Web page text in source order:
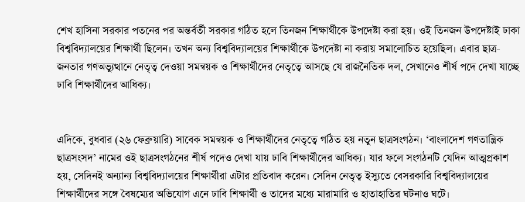
শেখ হাসিনা সরকার পতনের পর অন্তর্বর্তী সরকার গঠিত হলে তিনজন শিক্ষার্থীকে উপদেষ্টা করা হয়। ওই তিনজন উপদেষ্টাই ঢাকা
বিশ্ববিদ্যালয়ের শিক্ষার্থী ছিলেন। তখন অন্য বিশ্ববিদ্যালয়ের শিক্ষার্থীকে উপদেষ্টা না করায় সমালোচিত হয়েছিল। এবার ছাত্র-
জনতার গণঅভ্যুত্থানে নেতৃত্ব দেওয়া সমন্বয়ক ও শিক্ষার্থীদের নেতৃত্বে আসছে যে রাজনৈতিক দল, সেখানেও শীর্ষ পদে দেখা যাচ্ছে
ঢাবি শিক্ষার্থীদের আধিক্য।
এদিকে, বুধবার (২৬ ফেব্রুয়ারি) সাবেক সমন্বয়ক ও শিক্ষার্থীদের নেতৃত্বে গঠিত হয় নতুন ছাত্রসংগঠন। ‘বাংলাদেশ গণতান্ত্রিক
ছাত্রসংসদ’ নামের ওই ছাত্রসংগঠনের শীর্ষ পদেও দেখা যায় ঢাবি শিক্ষার্থীদের আধিক্য। যার ফলে সংগঠনটি যেদিন আত্মপ্রকাশ
হয়, সেদিনই অন্যান্য বিশ্ববিদ্যালয়ের শিক্ষার্থীরা এটার প্রতিবাদ করেন। সেদিন নেতৃত্ব ইস্যুতে বেসরকারি বিশ্ববিদ্যালয়ের
শিক্ষার্থীদের সঙ্গে বৈষম্যের অভিযোগ এনে ঢাবি শিক্ষার্থী ও তাদের মধ্যে মারামারি ও হাতাহাতির ঘটনাও ঘটে।